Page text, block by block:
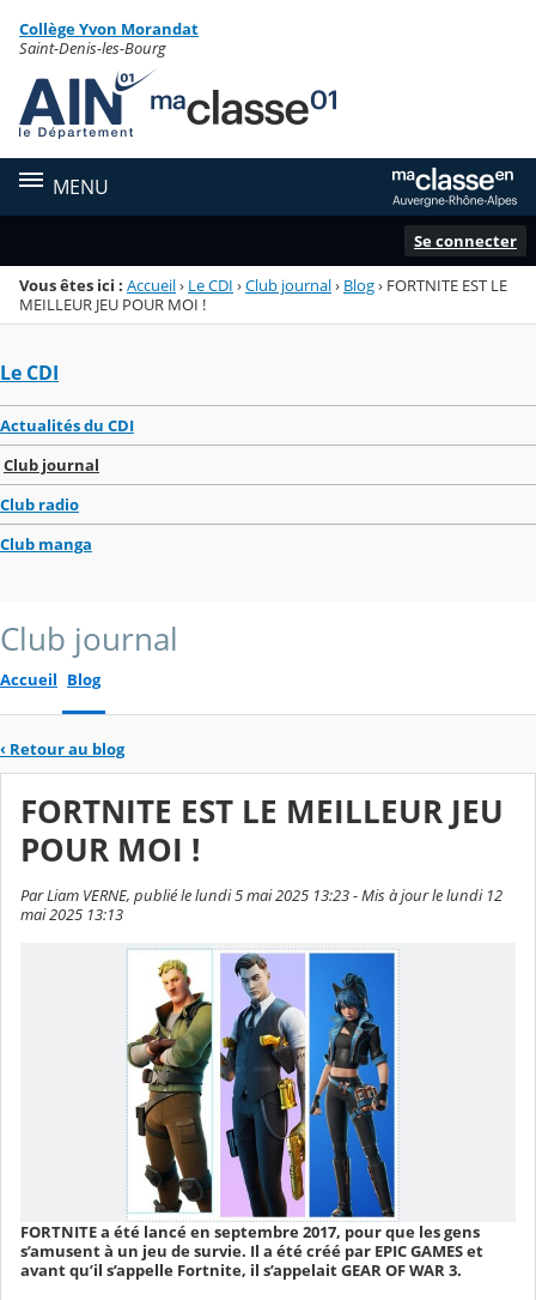
Menu de la rubrique
Contenu
Collège Yvon Morandat
Saint-Denis-les-Bourg
MENU
Se connecter
Vous êtes ici : Accueil› Le CDI ›Club journal› Blog› FORTNITE EST LE
MEILLEUR JEU POUR MOI !
Le CDI
Actualités du CDI
Club journal
Club radio
Club manga
Club journal
Accueil Blog
‹ Retour au blog
FORTNITE EST LE MEILLEUR JEU
POUR MOI !
Par Liam VERNE, publié le lundi 5 mai 2025 13:23 - Mis à jour le lundi 12
mai 2025 13:13
FORTNITE a été lancé en septembre 2017, pour que les gens
s’amusent à un jeu de survie. Il a été créé par EPIC GAMES et
avant qu’il s’appelle Fortnite, il s’appelait GEAR OF WAR 3.